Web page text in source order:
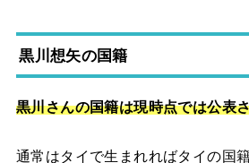
黒川想矢の国籍
黒川さんの国籍は現時点では公表
通常はタイで生まれればタイの国